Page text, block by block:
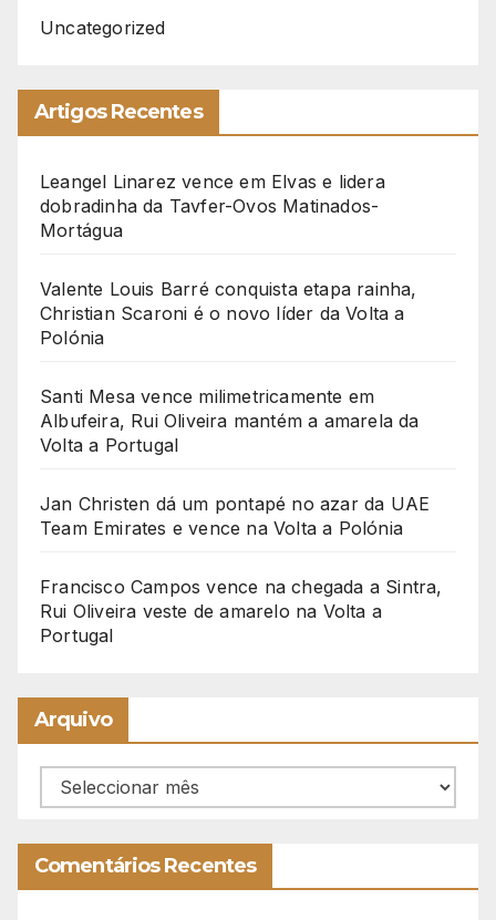
Uncategorized
Artigos Recentes
Leangel Linarez vence em Elvas e lidera
dobradinha da Tavfer-Ovos Matinados-
Mortágua
Valente Louis Barré conquista etapa rainha,
Christian Scaroni é o novo líder da Volta a
Polónia
Santi Mesa vence milimetricamente em
Albufeira, Rui Oliveira mantém a amarela da
Volta a Portugal
Jan Christen dá um pontapé no azar da UAE
Team Emirates e vence na Volta a Polónia
Francisco Campos vence na chegada a Sintra,
Rui Oliveira veste de amarelo na Volta a
Portugal
Arquivo
Arquivo
Comentários Recentes